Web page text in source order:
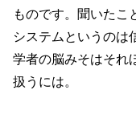
ものです。聞いたこ
システムというのは
学者の脳みそはそれ
扱うには。